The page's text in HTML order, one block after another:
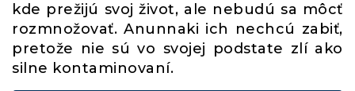
kde prežijú svoj život, ale nebudú sa môcť
rozmnožovať. Anunnaki ich nechcú zabiť,
pretože nie sú vo svojej podstate zlí ako
silne kontaminovaní.